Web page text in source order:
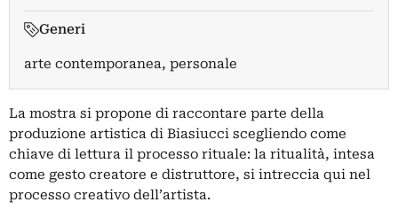
Generi
arte contemporanea, personale
La mostra si propone di raccontare parte della
produzione artistica di Biasiucci scegliendo come
chiave di lettura il processo rituale: la ritualità, intesa
come gesto creatore e distruttore, si intreccia qui nel
processo creativo dell’artista.